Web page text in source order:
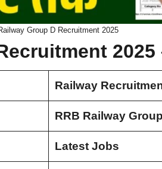
Group D Recruitment 2025
Railway
RRB Railway
Latest Jobs